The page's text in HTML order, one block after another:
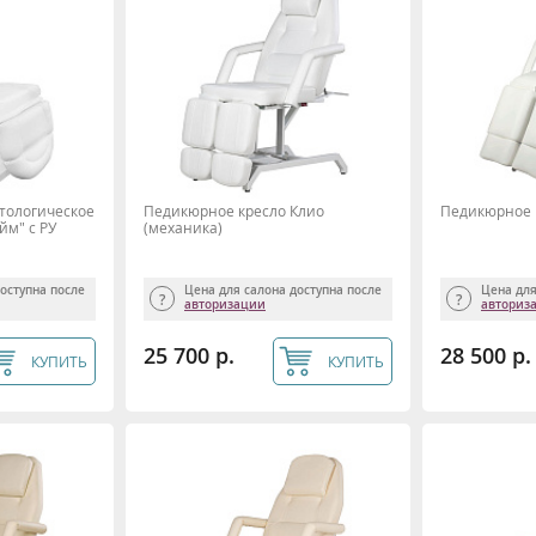
с РУ
после
КУПИТЬ
Педикюрное кресло Клио
(механика)
Цена для салона доступна после
авторизации
25 700 р. КУПИТЬ
Педикюрное
Цена
28 500 р.